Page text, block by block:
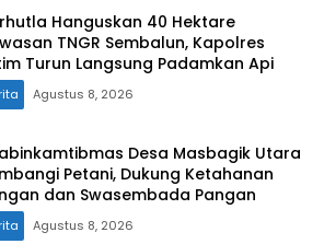
Hanguskan 40 Hektare
TNGR Sembalun, Kapolres
Turun Langsung Padamkan Api
Agustus 8, 2026
Desa Masbagik Utara
Petani, Dukung Ketahanan
dan Swasembada Pangan
Agustus 8, 2026